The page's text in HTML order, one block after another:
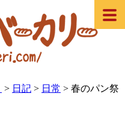
> 日記 > 日常 > 春のパン祭